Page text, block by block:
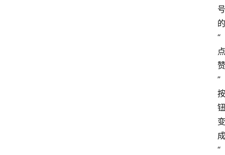
号
的
“
点
赞
”
按
钮
变
成
“